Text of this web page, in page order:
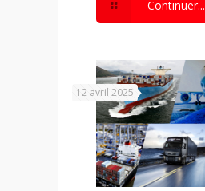
Continuer...
12 avril 2025